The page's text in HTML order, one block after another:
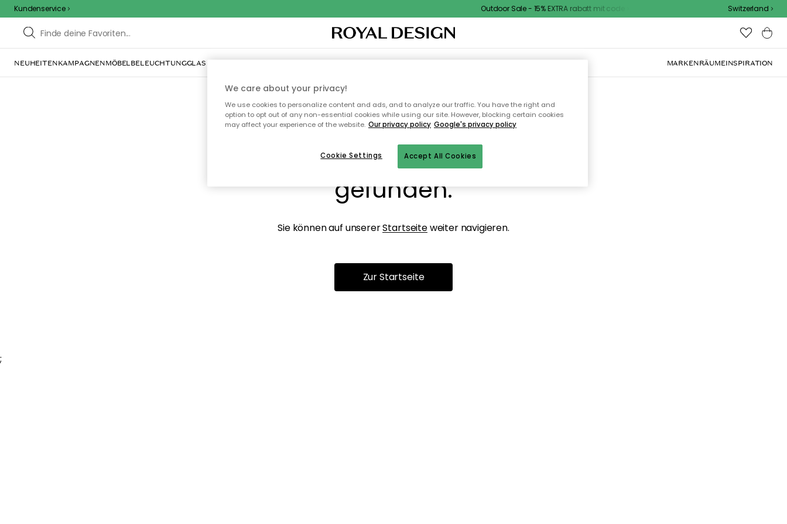
Kundenservice Outdoor Sale - 15% EXTRA rabatt mit code Switzerland
NEUHEITENKAMPAGNENMÖBELBELEUCHTUNGGLAS & GESCHIRRINNENEINRICHTUNGTEXTILIEN & TEPPICHEKÜCHEAUFBEWAHRUNGOUTDOOR-MÖBEL MARKENRÄUMEINSPIRATION
Ooops, die Seite wurde nicht
gefunden.
Sie können auf unsererStartseiteweiter navigieren.
Zur Startseite
;
We care about your privacy!
We use cookies to personalize content and ads, and to analyze our traffic. You have the right and
option to opt out of any non-essential cookies while using our site. However, blocking certain cookies
may affect your experience of the website. Our privacy policy Google's privacy policy
Accept All Cookies
Cookie Settings